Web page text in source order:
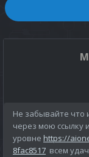
Не забывайте что
через мою ссылку
уровне https://
8fac8517 всем